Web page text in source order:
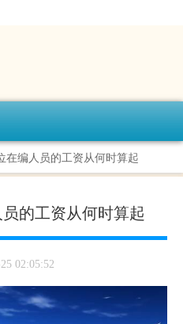
在编人员的工资从何时算起
的工资从何时算起
02:05:52